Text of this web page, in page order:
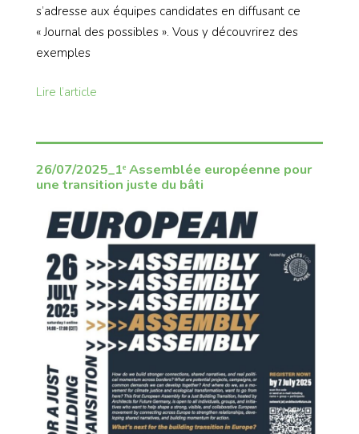
s’adresse aux équipes candidates en diffusant ce
« Journal des possibles ». Vous y découvrirez des
exemples
Lire l’article
26/07/2025_1ᵉ Assemblée européenne pour
une transition juste du bâti